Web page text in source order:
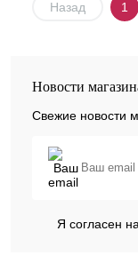
Назад 1
Новости
Свежие новости
Я согласен